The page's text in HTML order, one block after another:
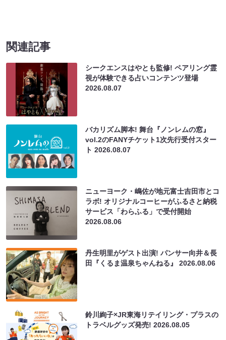
関連記事
シークエンスはやとも監修! ペアリング霊
視が体験できる占いコンテンツ登場
2026.08.07
バカリズム脚本! 舞台『ノンレムの窓』
vol.2のFANYチケット1次先行受付スター
ト2026.08.07
ニューヨーク・嶋佐が地元富士吉田市とコ
ラボ! オリジナルコーヒーがふるさと納税
サービス「わらふる」で受付開始
2026.08.06
丹生明里がゲスト出演! パンサー向井＆長
田『くるま温泉ちゃんねる』2026.08.06
鈴川絢子×JR東海リテイリング・プラスの
トラベルグッズ発売!2026.08.05